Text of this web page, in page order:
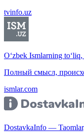
tvinfo.uz
O‘zbek Ismlarning
Полный смысл,
ismlar.com
DostavkaInfo —